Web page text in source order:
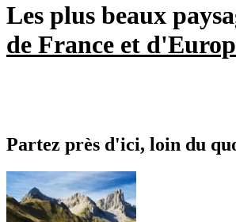
Les plus beaux
de France et
Partez près d'ici, loin du